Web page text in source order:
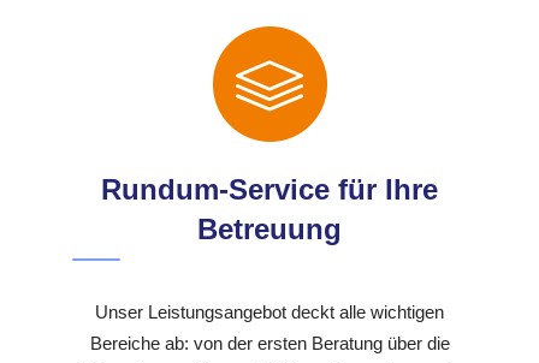
Rundum-Service für Ihre
Betreuung
Unser Leistungsangebot deckt alle wichtigen
Bereiche ab: von der ersten Beratung über die